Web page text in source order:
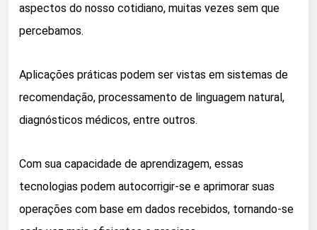
aspectos do nosso cotidiano, muitas vezes sem que
percebamos.
Aplicações práticas podem ser vistas em sistemas de
recomendação, processamento de linguagem natural,
diagnósticos médicos, entre outros.
Com sua capacidade de aprendizagem, essas
tecnologias podem autocorrigir-se e aprimorar suas
operações com base em dados recebidos, tornando-se